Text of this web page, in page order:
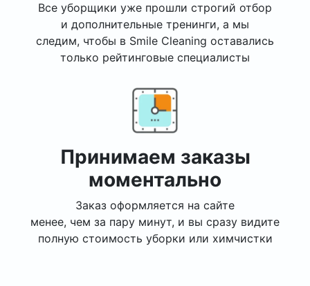
Все уборщики уже прошли строгий отбор
и дополнительные тренинги, а мы
следим, чтобы в Smile Cleaning оставались
только рейтинговые специалисты
Принимаем заказы
моментально
Заказ оформляется на сайте
менее, чем за пару минут, и вы сразу видите
полную стоимость уборки или химчистки